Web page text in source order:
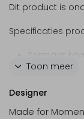
Dit product is
Specificaties
Formaat
x 276 mm)
Voorzien
Hiermee
Toon meer
Designer
Made for